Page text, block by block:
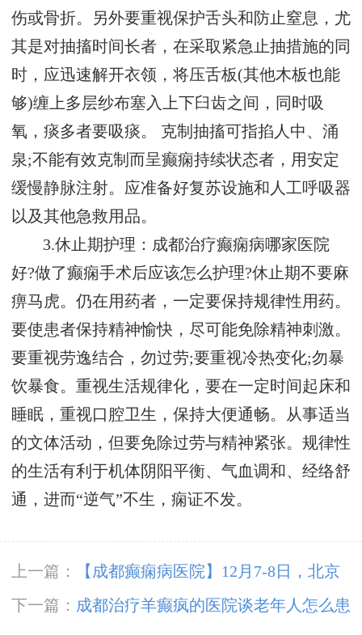
伤或骨折。另外要重视保护舌头和防止窒息，尤
其是对抽搐时间长者，在采取紧急止抽措施的同
时，应迅速解开衣领，将压舌板(其他木板也能
够)缠上多层纱布塞入上下臼齿之间，同时吸
氧，痰多者要吸痰。 克制抽搐可指掐人中、涌
泉;不能有效克制而呈癫痫持续状态者，用安定
缓慢静脉注射。应准备好复苏设施和人工呼吸器
以及其他急救用品。
3.休止期护理：成都治疗癫痫病哪家医院
好?做了癫痫手术后应该怎么护理?休止期不要麻
痹马虎。仍在用药者，一定要保持规律性用药。
要使患者保持精神愉快，尽可能免除精神刺激。
要重视劳逸结合，勿过劳;要重视冷热变化;勿暴
饮暴食。重视生活规律化，要在一定时间起床和
睡眠，重视口腔卫生，保持大便通畅。从事适当
的文体活动，但要免除过劳与精神紧张。规律性
的生活有利于机体阴阳平衡、气血调和、经络舒
通，进而“逆气”不生，痫证不发。
上一篇：
【成都癫痫病医院】12月7-8日，北京
三甲知名癫痫专家亲临成都免费会诊，多项援助
下一篇： 成都治疗羊癫疯的医院谈老年人怎么患